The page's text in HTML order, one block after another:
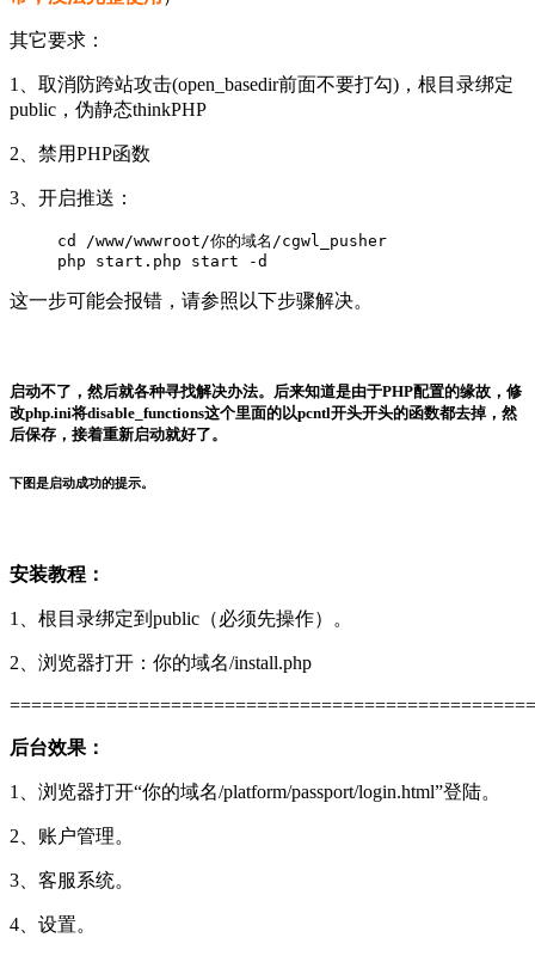
其它要求：
1、取消防跨站攻击(open_basedir前面不要打勾)，根目录绑定
public，伪静态thinkPHP
2、禁用PHP函数
3、开启推送：
cd /www/wwwroot/你的域名/cgwl_pusher
php start .php start -d
这一步可能会报错，请参照以下步骤解决。
启动不了，然后就各种寻找解决办法。后来知道是由于PHP配置的缘故，修
改php.ini将disable_functions这个里面的以pcntl开头开头的函数都去掉，然
后保存，接着重新启动就好了。
下图是启动成功的提示。
安装教程：
1、根目录绑定到public（必须先操作）。
2、浏览器打开：你的域名/install.php
后台效果：
1、浏览器打开“你的域名/platform/passport/login.html”登陆。
2、账户管理。
3、客服系统。
4、设置。